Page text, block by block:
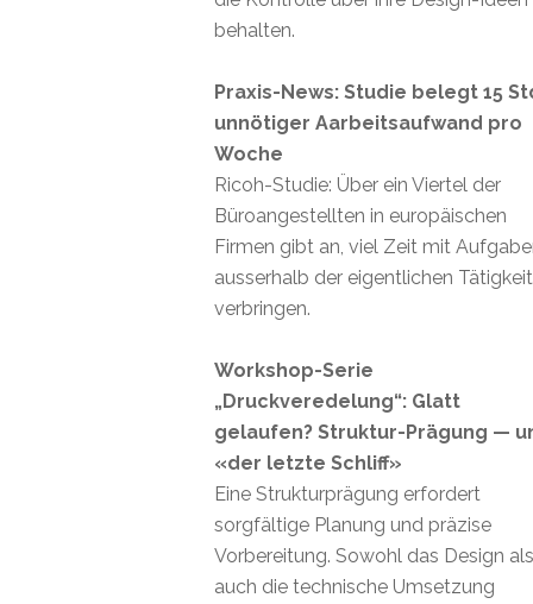
behalten.
Praxis-News: Studie belegt 15
unnötiger Aarbeitsaufwand pro
Woche
Ricoh-Studie: Über ein Viertel der
Büroangestellten in europäischen
Firmen gibt an, viel Zeit mit
ausserhalb der eigentlichen
verbringen.
Workshop-Serie
„Druckveredelung“: Glatt
gelaufen? Struktur-Prägung —
«der letzte Schliff»
Eine Strukturprägung erfordert
sorgfältige Planung und präzise
Vorbereitung. Sowohl das Design als
auch die technische Umsetzung